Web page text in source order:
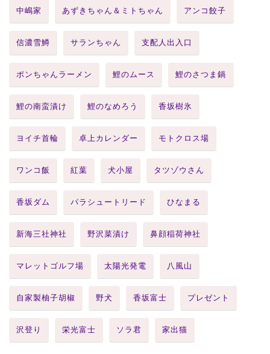
中嶋家 あずきちゃん＆ミトちゃん アンコ餃子
信濃雪鱒 サランちゃん 支配人出入口
ポンちゃんラーメン 鯉のムース 鯉のさつま鍋
鯉の南蛮漬け 鯉のなめろう 香坂樹氷
ヨイチ首輪 卓上カレンダー モトクロス場
ワンコ飯 紅葉 犬小屋 タツゾウさん
香坂ダム パラシュートリード ひなまる
新海三社神社 野沢菜漬け 鼻顔稲荷神社
マレットゴルフ場 太陽光発電 八風山
自家製柚子胡椒 野犬 香坂富士 プレゼント
沢登り 栄光富士 ソラ君 家出猫